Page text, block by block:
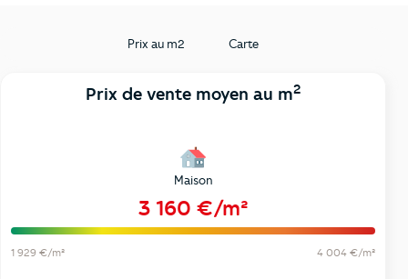
Prix au m2 Carte
Prix de vente moyen au m2
Maison
3 160 €/m²
1 929 €/m² 4 004 €/m²